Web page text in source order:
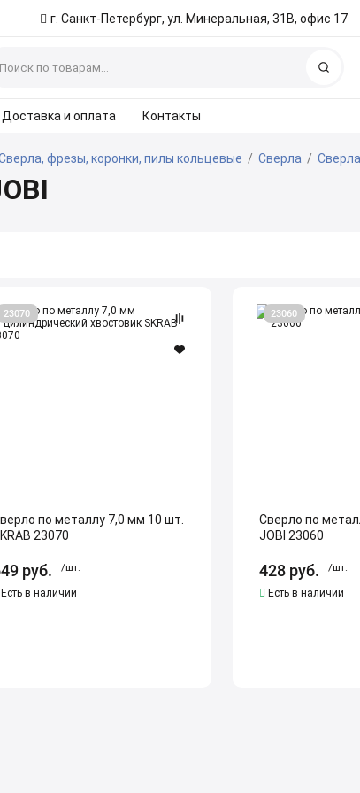
г. Санкт-Петербург, ул. Минеральная, 31В, офис 17
Доставка и оплата Контакты
фрезы, коронки, пилы кольцевые / Сверла /
по металлу 7,0 мм 10 шт.
23070
23070
руб. /шт.
Есть в наличии
Сверло
Сверло по
JOBI 23060
23060
428 руб. /шт.
Есть в наличии